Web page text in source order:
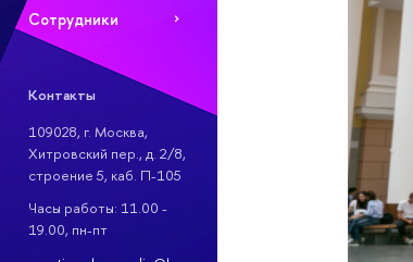
Сотрудники
Контакты
109028, г. Москва,
Хитровский пер., д. 2/8,
строение 5, каб. П-105
Часы работы: 11.00 -
19.00, пн-пт